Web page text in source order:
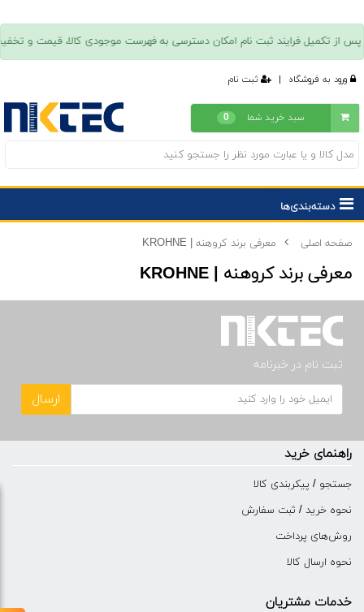
ورود به فروشگاه | ثبت نام
سبد خرید شما 0
دسته‌بندی‌ها
صفحه اصلی معرفی برند کروهنه | KROHNE
معرفی برند کروهنه | KROHNE
ثبت نام در خبرنامه
ارسال
راهنمای خرید
جستجو / پیکربندی کالا
نحوه خرید / ثبت سفارش
روش‌های پرداخت
نحوه ارسال کالا
خدمات مشتریان